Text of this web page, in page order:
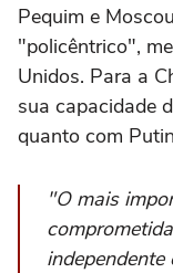
Pequim e
"policêntrico",
Unidos. Para a
sua capacidade
quanto com
"O mais